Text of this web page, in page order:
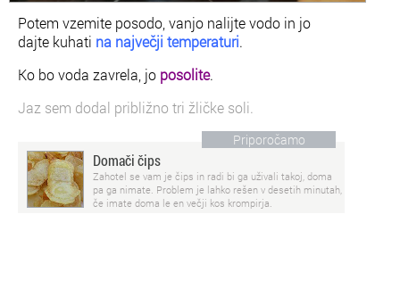
Potem vzemite posodo, vanjo nalijte vodo in jo
dajte kuhati na največji temperaturi.
Ko bo voda zavrela, jo posolite.
Jaz sem dodal približno tri žličke soli.
Priporočamo
Domači čips
Zahotel se vam je čips in radi bi ga uživali takoj, doma
pa ga nimate. Problem je lahko rešen v desetih minutah,
če imate doma le en večji kos krompirja.